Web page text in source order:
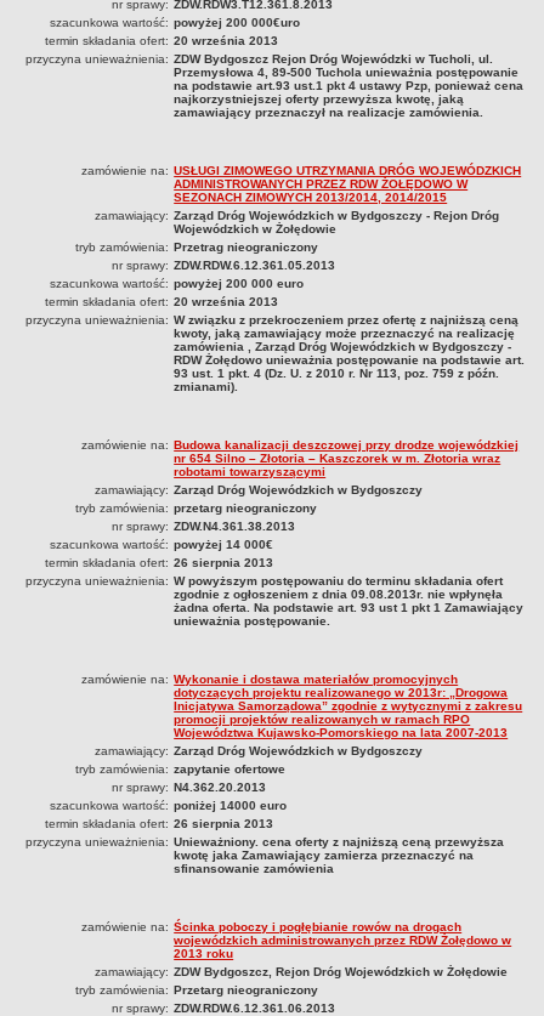
2023
2024
OGŁOSZENIA O ZAMIARZE ZAWARCIA UMOWY / ZAWARCIU UMOWY
nr sprawy: ZDW.RDW3.T12.361.8.2013
szacunkowa wartość: powyżej 200 000€uro
termin składania ofert: 20 września 2013
przyczyna unieważnienia: ZDW Bydgoszcz Rejon Dróg Wojewódzki w Tucholi, ul.
Przemysłowa 4, 89-500 Tuchola unieważnia postępowanie
na podstawie art.93 ust.1 pkt 4 ustawy Pzp, ponieważ cena
najkorzystniejszej oferty przewyższa kwotę, jaką
zamawiający przeznaczył na realizacje zamówienia.
zamówienie na: USŁUGI ZIMOWEGO UTRZYMANIA DRÓG WOJEWÓDZKICH
ADMINISTROWANYCH PRZEZ RDW ŻOŁĘDOWO W
SEZONACH ZIMOWYCH 2013/2014, 2014/2015
zamawiający: Zarząd Dróg Wojewódzkich w Bydgoszczy - Rejon Dróg
Wojewódzkich w Żołędowie
tryb zamówienia: Przetrag nieograniczony
nr sprawy: ZDW.RDW.6.12.361.05.2013
szacunkowa wartość: powyżej 200 000 euro
termin składania ofert: 20 września 2013
przyczyna unieważnienia: W związku z przekroczeniem przez ofertę z najniższą ceną
kwoty, jaką zamawiający może przeznaczyć na realizację
zamówienia , Zarząd Dróg Wojewódzkich w Bydgoszczy -
RDW Żołędowo unieważnia postępowanie na podstawie art.
93 ust. 1 pkt. 4 (Dz. U. z 2010 r. Nr 113, poz. 759 z późn.
zmianami).
zamówienie na: Budowa kanalizacji deszczowej przy drodze wojewódzkiej
nr 654 Silno – Złotoria – Kaszczorek w m. Złotoria wraz
robotami towarzyszącymi
zamawiający: Zarząd Dróg Wojewódzkich w Bydgoszczy
tryb zamówienia: przetarg nieograniczony
nr sprawy: ZDW.N4.361.38.2013
szacunkowa wartość: powyżej 14 000€
termin składania ofert: 26 sierpnia 2013
przyczyna unieważnienia: W powyższym postępowaniu do terminu składania ofert
zgodnie z ogłoszeniem z dnia 09.08.2013r. nie wpłynęła
żadna oferta. Na podstawie art. 93 ust 1 pkt 1 Zamawiający
unieważnia postępowanie.
zamówienie na: Wykonanie i dostawa materiałów promocyjnych
dotyczących projektu realizowanego w 2013r: „Drogowa
Inicjatywa Samorządowa” zgodnie z wytycznymi z zakresu
promocji projektów realizowanych w ramach RPO
Województwa Kujawsko-Pomorskiego na lata 2007-2013
zamawiający: Zarząd Dróg Wojewódzkich w Bydgoszczy
tryb zamówienia: zapytanie ofertowe
nr sprawy: N4.362.20.2013
szacunkowa wartość: poniżej 14000 euro
termin składania ofert: 26 sierpnia 2013
przyczyna unieważnienia: Unieważniony. cena oferty z najniższą ceną przewyższa
kwotę jaka Zamawiający zamierza przeznaczyć na
sfinansowanie zamówienia
zamówienie na: Ścinka poboczy i pogłębianie rowów na drogach
wojewódzkich administrowanych przez RDW Żołędowo w
2013 roku
zamawiający: ZDW Bydgoszcz, Rejon Dróg Wojewódzkich w Żołędowie
tryb zamówienia: Przetarg nieograniczony
nr sprawy: ZDW.RDW.6.12.361.06.2013